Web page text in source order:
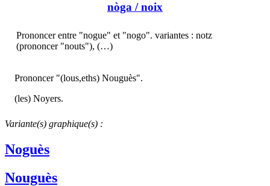
nòga / noix
Prononcer entre "nogue" et "nogo". variantes : notz
(prononcer "nouts"), (…)
Prononcer "(lous,eths) Nouguès".
(les) Noyers.
Variante(s) graphique(s) :
Noguès
Nouguès